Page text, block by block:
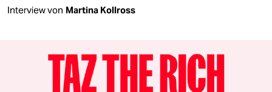
Interview von Martina Kollross